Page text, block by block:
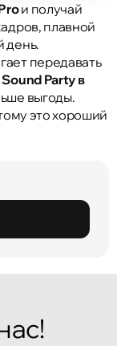
и получай
плавной
день.
передавать
Party в
выгоды.
это хороший